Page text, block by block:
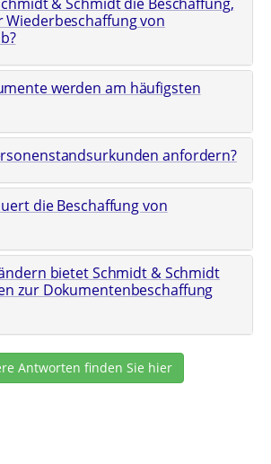
& Schmidt die Beschaffung,
Wiederbeschaffung von
werden am häufigsten
anfordern?
die Beschaffung von
bietet Schmidt & Schmidt
zur Dokumentenbeschaffung
Antworten finden Sie hier